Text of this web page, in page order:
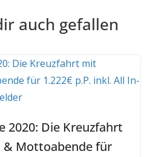
auch gefallen
2020: Die Kreuzfahrt
& Mottoabende für